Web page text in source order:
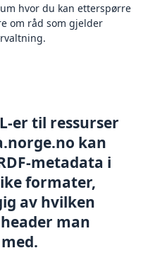
hvor du kan etterspørre
om råd som gjelder
er til ressurser
kan
metadata i
formater,
av hvilken
man